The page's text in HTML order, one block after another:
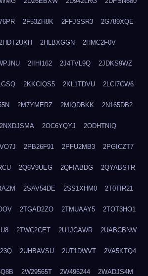
2F53ZH8K 2FFJSSR3 2G789XQE
2HDT2UKH 2HLBXGGN 2HMC2F0V
2IIHI162 2J4TVL9Q 2JDKS9WZ
2KKCIQS5 2KL1TDVU 2LCI7CW6
2M7YMERZ 2MIQDBKK 2N165DB2
2NXDJSMA 2OC6YQYJ 2ODHTNIQ
2PB26F91 2PFU2MB3 2PGICZT7
2Q6V9UEG 2QFIABDG 2QYABSTR
2SAV54DE 2SS1XHM0 2T0TIR21
2TGAD2ZO 2TMUAAY5 2TOT3HO1
2TWC2CET 2U1JCAWR 2UABCBNW
2UHBAVSU 2UT1DWVT 2VA5KTQ4
2W29565T 2W496244 2WADJS4M